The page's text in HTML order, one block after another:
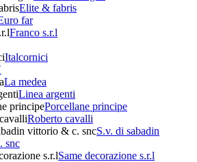
Elite & fabris
far
Franco s.r.l
Italcornici
La medea
Linea argenti
Porcellane principe
Roberto cavalli
S.v. di sabadin
snc
Same decorazione s.r.l